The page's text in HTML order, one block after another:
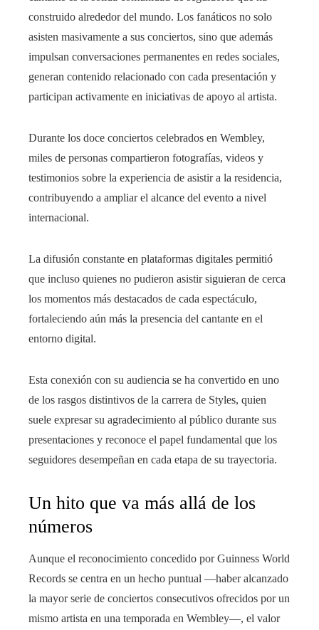
construido alrededor del mundo. Los fanáticos no solo
asisten masivamente a sus conciertos, sino que además
impulsan conversaciones permanentes en redes sociales,
generan contenido relacionado con cada presentación y
participan activamente en iniciativas de apoyo al artista.
Durante los doce conciertos celebrados en Wembley,
miles de personas compartieron fotografías, videos y
testimonios sobre la experiencia de asistir a la residencia,
contribuyendo a ampliar el alcance del evento a nivel
internacional.
La difusión constante en plataformas digitales permitió
que incluso quienes no pudieron asistir siguieran de cerca
los momentos más destacados de cada espectáculo,
fortaleciendo aún más la presencia del cantante en el
entorno digital.
Esta conexión con su audiencia se ha convertido en uno
de los rasgos distintivos de la carrera de Styles, quien
suele expresar su agradecimiento al público durante sus
presentaciones y reconoce el papel fundamental que los
seguidores desempeñan en cada etapa de su trayectoria.
Un hito que va más allá de los
números
Aunque el reconocimiento concedido por Guinness World
Records se centra en un hecho puntual —haber alcanzado
la mayor serie de conciertos consecutivos ofrecidos por un
mismo artista en una temporada en Wembley—, el valor